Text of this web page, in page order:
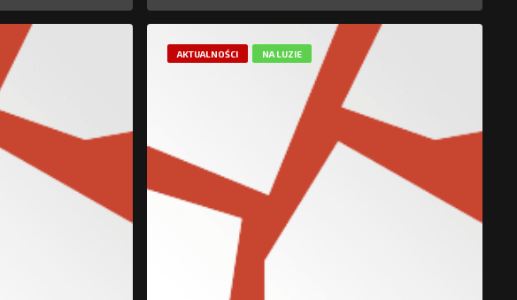
AKTUALNOŚCI NA LUZIE